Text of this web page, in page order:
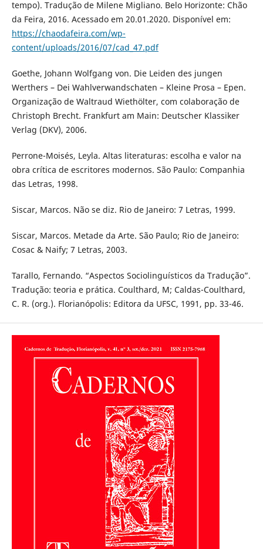
tempo). Tradução de Milene Migliano. Belo Horizonte: Chão
da Feira, 2016. Acessado em 20.01.2020. Disponível em:
https://chaodafeira.com/wp-
content/uploads/2016/07/cad_47.pdf
Goethe, Johann Wolfgang von. Die Leiden des jungen
Werthers – Dei Wahlverwandschaten – Kleine Prosa – Epen.
Organização de Waltraud Wiethölter, com colaboração de
Christoph Brecht. Frankfurt am Main: Deutscher Klassiker
Verlag (DKV), 2006.
Perrone-Moisés, Leyla. Altas literaturas: escolha e valor na
obra crítica de escritores modernos. São Paulo: Companhia
das Letras, 1998.
Siscar, Marcos. Não se diz. Rio de Janeiro: 7 Letras, 1999.
Siscar, Marcos. Metade da Arte. São Paulo; Rio de Janeiro:
Cosac & Naify; 7 Letras, 2003.
Tarallo, Fernando. “Aspectos Sociolinguísticos da Tradução”.
Tradução: teoria e prática. Coulthard, M; Caldas-Coulthard,
C. R. (org.). Florianópolis: Editora da UFSC, 1991, pp. 33-46.